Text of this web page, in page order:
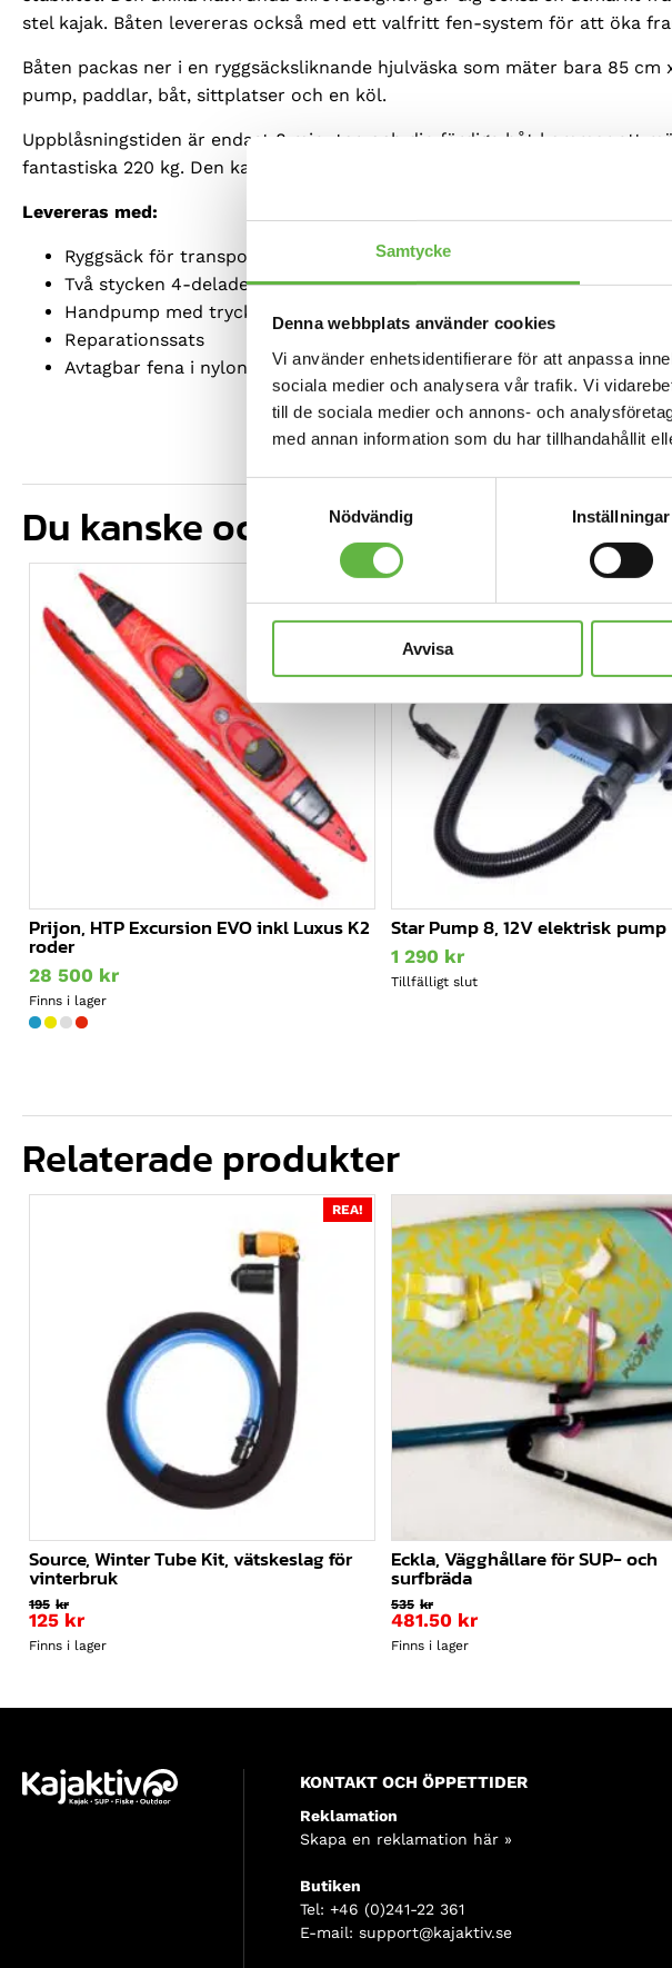
Samtycke
Denna webbplats använder cookies
Vi använder enhetsidentifierare för att anpassa
sociala medier och analysera vår trafik. Vi
till de sociala medier och annons- och
med annan information som du har tillhandahållit
Samtyckesval
Nödvändig
Inställningar
Avvisa
stel kajak. Båten levereras också med ett valfritt fen-system för att öka
Båten packas ner i en ryggsäcksliknande hjulväska som mäter bara 85
pump, paddlar, båt, sittplatser och en köl.
Uppblåsningstiden är endast 8 minuter, och din färdiga båt kommer att
fantastiska 220 kg. Den kan enkelt förvaras i husvagnen, husbilen eller
Levereras med:
Ryggsäck för transport och förvaring
Två stycken 4-delade paddlar
Handpump med tryckmätare
Reparationssats
Avtagbar fena i nylon
Du kanske också gillar …
Prijon, HTP Excursion EVO inkl Luxus K2
roder
28 500 kr
Finns i lager
Star Pump 8, 12V elektrisk pump
1 290 kr
Tillfälligt slut
Relaterade produkter
REA!
Source, Winter Tube Kit, vätskeslag för
vinterbruk
195 kr
Det
ursprungliga
priset
125 kr
Det
nuvarande
125kr.
Finns i lager
Eckla, Vägghållare för SUP- och
surfbräda
535 kr
481.50 kr
Finns i lager
KONTAKT OCH ÖPPETTIDER
Reklamation
Skapa en reklamation här »
Butiken
Tel: +46 (0)241-22 361
E-mail: support@kajaktiv.se